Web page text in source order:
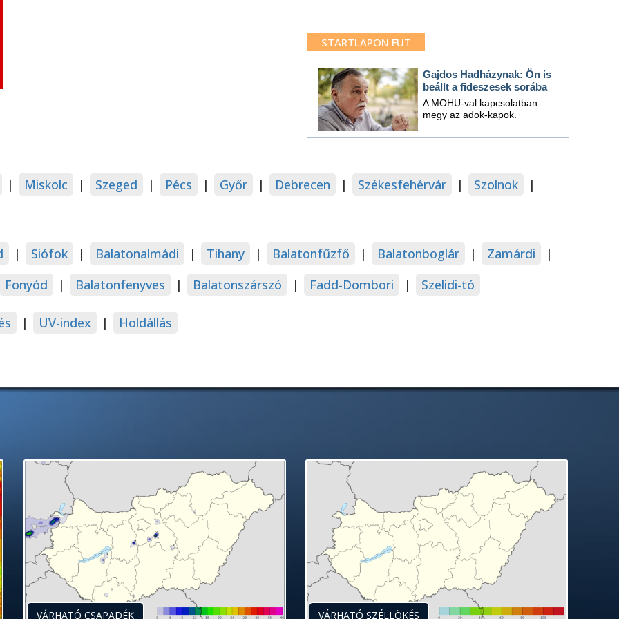
STARTLAPON FUT
Gajdos Hadházynak: Ön is
beállt a fideszesek sorába
A MOHU-val kapcsolatban
megy az adok-kapok.
| Miskolc | Szeged | Pécs | Győr | Debrecen | Székesfehérvár | Szolnok
|
| Siófok | Balatonalmádi | Tihany | Balatonfűzfő | Balatonboglár | Zamárdi
|
Fonyód | Balatonfenyves | Balatonszárszó | Fadd-Dombori | Szelidi-tó
| UV-index | Holdállás
VÁRHATÓ CSAPADÉK VÁRHATÓ SZÉLLÖKÉS